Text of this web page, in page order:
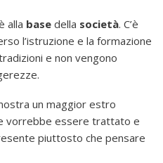
alla base della società. C’è
l’istruzione e la formazione
e non vengono
un maggior estro
vorrebbe essere trattato e
piuttosto che pensare